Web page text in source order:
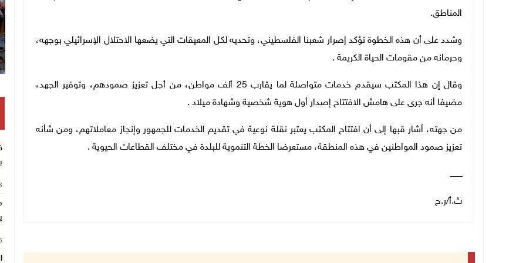
المناطق.
وشدد على أن هذه الخطوة تؤكد إصرار شعبنا الفلسطيني، وتحديه لكل المعيقات التي يضعها الاحتلال الإسرائيلي بوجهه،
وحرمانه من مقومات الحياة الكريمة .
وقال إن هذا المكتب سيقدم خدمات متواصلة لما يقارب 25 ألف مواطن، من أجل تعزيز صمودهم، وتوفير الجهد،
مضيفا أنه جرى على هامش الافتتاح إصدار أول هوية شخصية وشهادة ميلاد .
من جهته، أشار قبها إلى أن افتتاح المكتب يعتبر نقلة نوعية في تقديم الخدمات للجمهور وإنجاز معاملاتهم، ومن شأنه
تعزيز صمود المواطنين في هذه المنطقة، مستعرضا الخطة التنموية للبلدة في مختلف القطاعات الحيوية .
ــــــــــ
ث.أ/ر.ح